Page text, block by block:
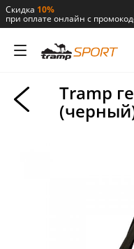
Скидка 10%
при оплате онлайн с
Tramp